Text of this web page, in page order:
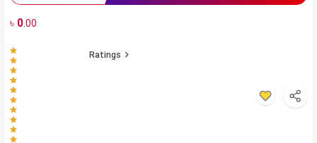
৳ 0.00
Ratings